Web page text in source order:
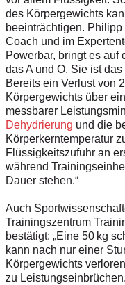
des Körpergewichts
beeinträchtigen.
Coach und im
Powerbar, bringt es auf
das A und O. Sie ist
Bereits ein Verlust von
Körpergewichts über
messbarer
Dehydrierung und die
Körperkerntemperatur
Flüssigkeitszufuhr an
während
Dauer stehen.“
Auch
Trainingszentrum
bestätigt: „Eine 50 kg
kann nach nur einer
Körpergewichts
zu